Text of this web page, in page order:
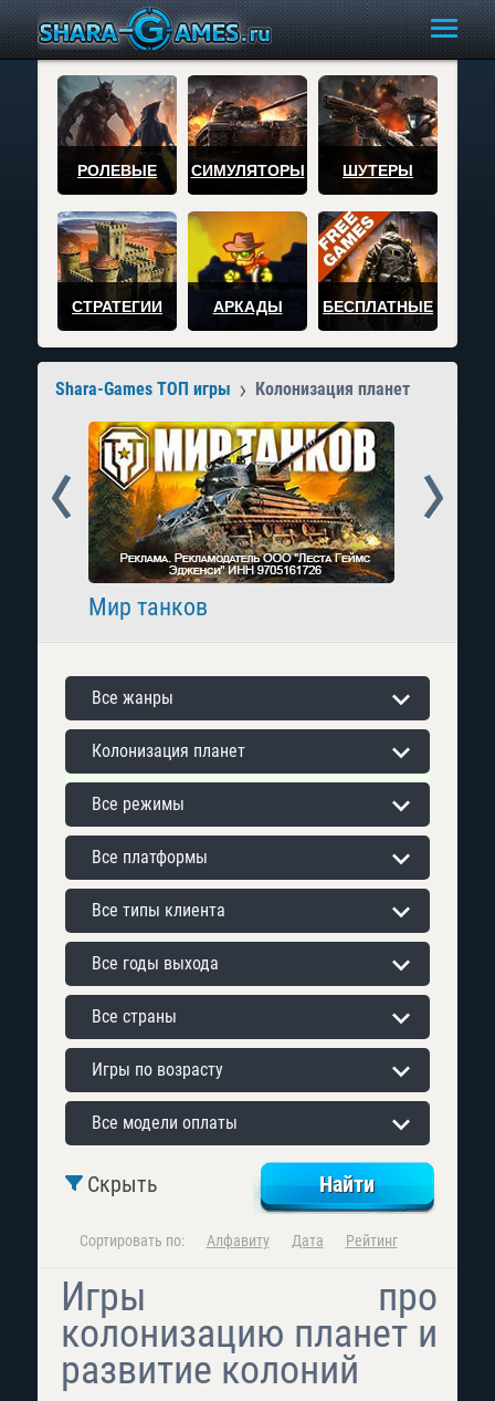
РОЛЕВЫЕ СИМУЛЯТОРЫ ШУТЕРЫ
СТРАТЕГИИ АРКАДЫ БЕСПЛАТНЫЕ
Shara-Games ТОП игры Колонизация планет
Мир танков
Prev
Все жанры
Колонизация планет
Все режимы
Все платформы
Все типы клиента
Все годы выхода
Все страны
Игры по возрасту
Все модели оплаты
Скрыть
Сортировать по: Алфавиту Дата Рейтинг
Игры про
колонизацию планет и
развитие колоний